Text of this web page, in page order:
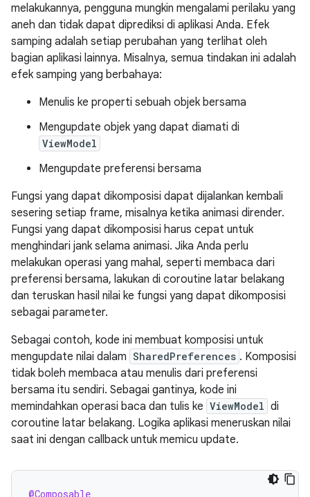
melakukannya, pengguna mungkin mengalami perilaku yang
aneh dan tidak dapat diprediksi di aplikasi Anda. Efek
samping adalah setiap perubahan yang terlihat oleh
bagian aplikasi lainnya. Misalnya, semua tindakan ini adalah
efek samping yang berbahaya:
Menulis ke properti sebuah objek bersama
Mengupdate objek yang dapat diamati di
ViewModel
Mengupdate preferensi bersama
Fungsi yang dapat dikomposisi dapat dijalankan kembali
sesering setiap frame, misalnya ketika animasi dirender.
Fungsi yang dapat dikomposisi harus cepat untuk
menghindari jank selama animasi. Jika Anda perlu
melakukan operasi yang mahal, seperti membaca dari
preferensi bersama, lakukan di coroutine latar belakang
dan teruskan hasil nilai ke fungsi yang dapat dikomposisi
sebagai parameter.
Sebagai contoh, kode ini membuat komposisi untuk
mengupdate nilai dalam SharedPreferences . Komposisi
tidak boleh membaca atau menulis dari preferensi
bersama itu sendiri. Sebagai gantinya, kode ini
memindahkan operasi baca dan tulis ke ViewModel di
coroutine latar belakang. Logika aplikasi meneruskan nilai
saat ini dengan callback untuk memicu update.
@Composable